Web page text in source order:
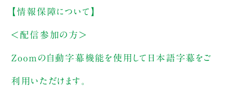
【情報保障について】
＜配信参加の方＞
Zoomの自動字幕機能を使用して日本語字幕をご
利用いただけます。